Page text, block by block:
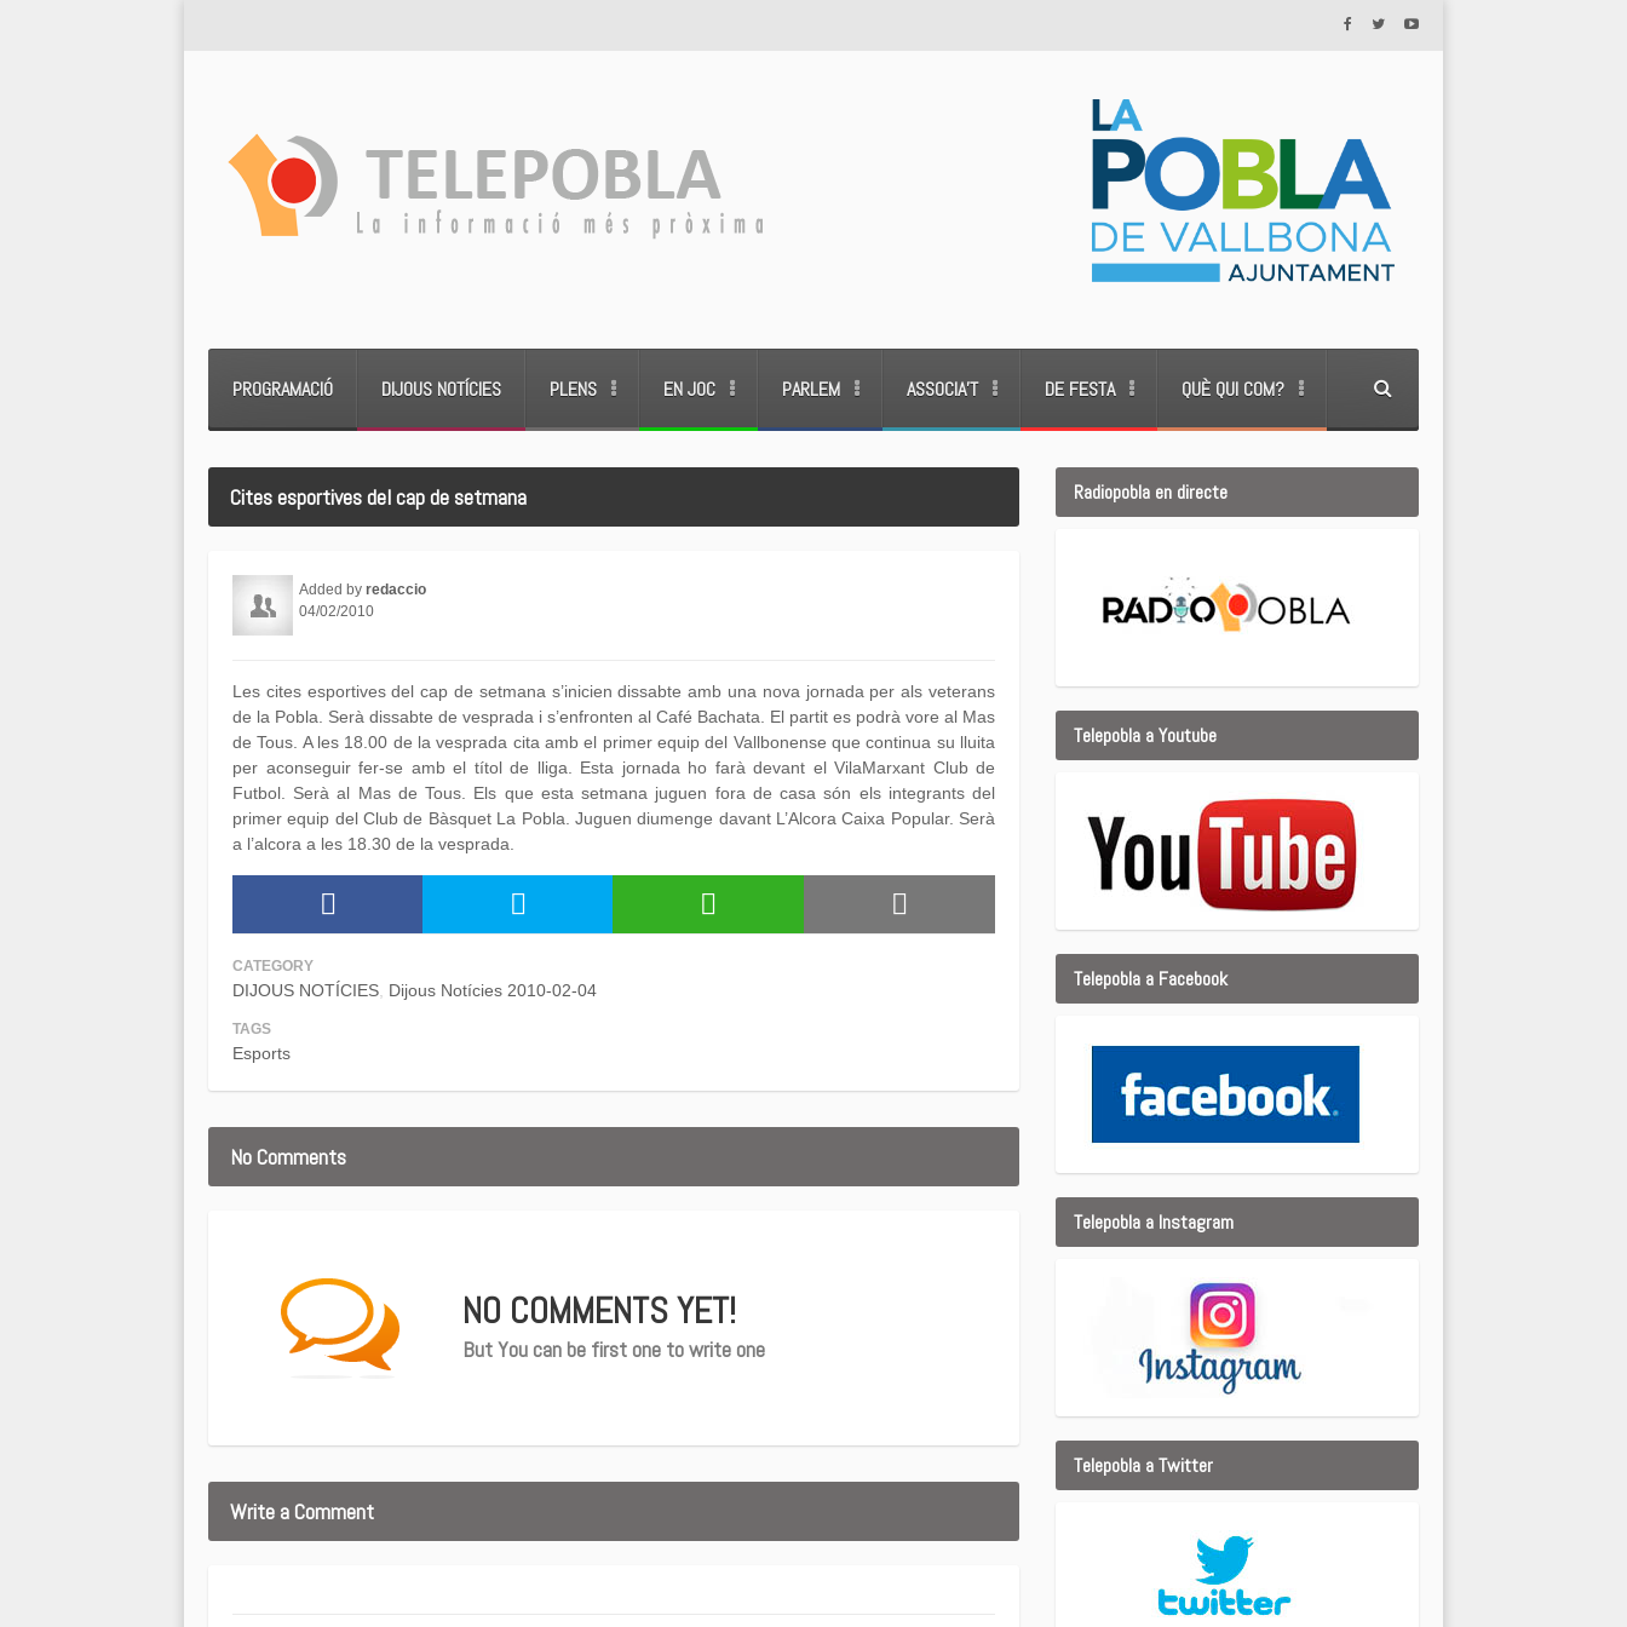
PROGRAMACIÓ DIJOUS NOTÍCIES PLENS EN JOC PARLEM ASSOCIA’T DE FESTA QUÈ QUI COM?
Cites esportives del cap de setmana
Added by redaccio
04/02/2010
Les cites esportives del cap de setmana s’inicien dissabte amb una nova jornada per als veterans
de la Pobla. Serà dissabte de vesprada i s’enfronten al Café Bachata. El partit es podrà vore al Mas
de Tous. A les 18.00 de la vesprada cita amb el primer equip del Vallbonense que continua su lluita
per aconseguir fer-se amb el títol de lliga. Esta jornada ho farà devant el VilaMarxant Club de
Futbol. Serà al Mas de Tous. Els que esta setmana juguen fora de casa són els integrants del
primer equip del Club de Bàsquet La Pobla. Juguen diumenge davant L’Alcora Caixa Popular. Serà
a l’alcora a les 18.30 de la vesprada.
CATEGORY
DIJOUS NOTÍCIES Dijous Notícies 2010-02-04
TAGS
Esports
No Comments
NO COMMENTS YET!
But You can be first one to write one
Write a Comment
Radiopobla en directe
Telepobla a Youtube
Telepobla a Facebook
Telepobla a Instagram
Telepobla a Twitter